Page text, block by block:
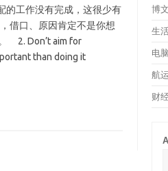
的工作没有完成，这很少有
借口、原因肯定不是你想
2. Don’t aim for
than doing it
博
生
电
航
财